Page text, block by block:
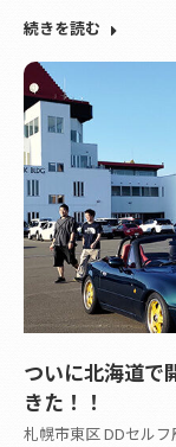
続きを読む
ついに北海道で
きた！！
札幌市東区 DDセル